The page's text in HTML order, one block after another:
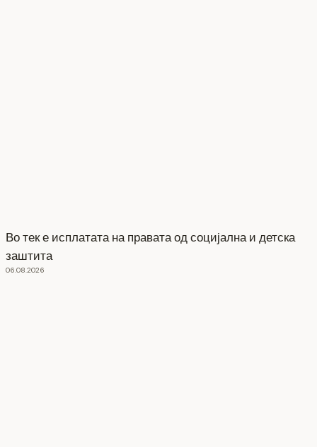
Во тек е исплатата на правата од социјална и детска
заштита
06.08.2026